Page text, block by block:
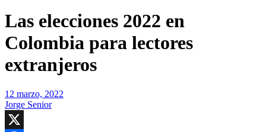
Las elecciones 2022 en
Colombia para lectores
extranjeros
12 marzo, 2022
Jorge Senior